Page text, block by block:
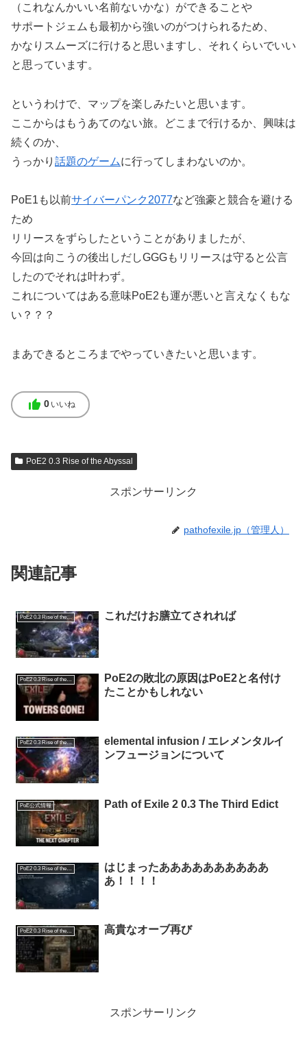
（これなんかいい名前ないかな）ができることや
サポートジェムも最初から強いのがつけられるため、
かなりスムーズに行けると思いますし、それくらいでいい
と思っています。
というわけで、マップを楽しみたいと思います。
ここからはもうあてのない旅。どこまで行けるか、興味は
続くのか、
うっかり 話題のゲームに行ってしまわないのか。
PoE1も以前サイバーパンク2077など強豪と競合を避ける
ため
リリースをずらしたということがありましたが、
今回は向こうの後出しだしGGGもリリースは守ると公言
したのでそれは叶わず。
これについてはある意味PoE2も運が悪いと言えなくもな
い？？？
まあできるところまでやっていきたいと思います。
thumb_up 0 いいね
PoE2 0.3 Rise of the Abyssal
スポンサーリンク
pathofexile.jp（管理人）
関連記事
PoE2 0.3 Rise of the Abyssal これだけお膳立てされれば
PoE2 0.3 Rise of the Abyssal
PoE2の敗北の原因はPoE2と名付け
たことかもしれない
PoE2 0.3 Rise of the Abyssal
elemental infusion / エレメンタルイ
ンフュージョンについて
PoE公式情報 Path of Exile 2 0.3 The Third Edict
PoE2 0.3 Rise of the Abyssal
はじまったああああああああああ
あ！！！！
PoE2 0.3 Rise of the Abyssal 高貴なオーブ再び
スポンサーリンク